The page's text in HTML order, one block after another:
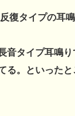
復タイプの耳鳴
音タイプ耳鳴
る。といったと